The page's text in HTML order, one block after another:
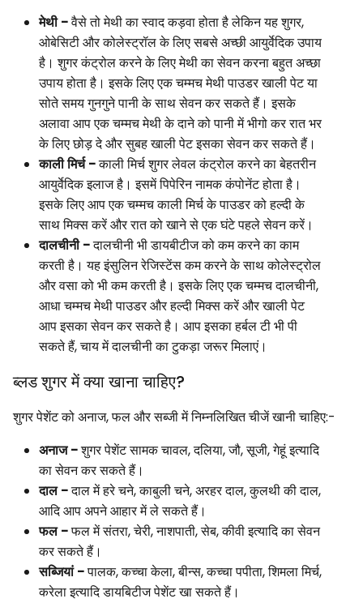
मेथी -वैसे तो मेथी का स्वाद कड़वा होता है लेकिन यह शुगर,
ओबेसिटी और कोलेस्ट्रॉल के लिए सबसे अच्छी आयुर्वेदिक उपाय
है। शुगर कंट्रोल करने के लिए मेथी का सेवन करना बहुत अच्छा
उपाय होता है। इसके लिए एक चम्मच मेथी पाउडर खाली पेट या
सोते समय गुनगुने पानी के साथ सेवन कर सकते हैं। इसके
अलावा आप एक चम्मच मेथी के दाने को पानी में भीगो कर रात भर
के लिए छोड़ दे और सुबह खाली पेट इसका सेवन कर सकते हैं।
काली मिर्च -काली मिर्च शुगर लेवल कंट्रोल करने का बेहतरीन
आयुर्वेदिक इलाज है। इसमें पिपेरिन नामक कंपोनेंट होता है।
इसके लिए आप एक चम्मच काली मिर्च के पाउडर को हल्दी के
साथ मिक्स करें और रात को खाने से एक घंटे पहले सेवन करें।
दालचीनी -दालचीनी भी डायबीटीज को कम करने का काम
करती है। यह इंसुलिन रेजिस्टेंस कम करने के साथ कोलेस्ट्रोल
और वसा को भी कम करती है। इसके लिए एक चम्मच दालचीनी,
आधा चम्मच मेथी पाउडर और हल्दी मिक्स करें और खाली पेट
आप इसका सेवन कर सकते है। आप इसका हर्बल टी भी पी
सकते हैं, चाय में दालचीनी का टुकड़ा जरूर मिलाएं।
ब्लड शुगर में क्या खाना चाहिए?
शुगर पेशेंट को अनाज, फल और सब्जी में निम्नलिखित चीजें खानी चाहिए:-
अनाज -शुगर पेशेंट सामक चावल, दलिया, जौ, सूजी, गेहूं इत्यादि
का सेवन कर सकते हैं।
दाल -दाल में हरे चने, काबुली चने, अरहर दाल, कुलथी की दाल,
आदि आप अपने आहार में ले सकते हैं।
फल -फल में संतरा, चेरी, नाशपाती, सेब, कीवी इत्यादि का सेवन
कर सकते हैं।
सब्जियां -पालक, कच्चा केला, बीन्स, कच्चा पपीता, शिमला मिर्च,
करेला इत्यादि डायबिटीज पेशेंट खा सकते हैं।